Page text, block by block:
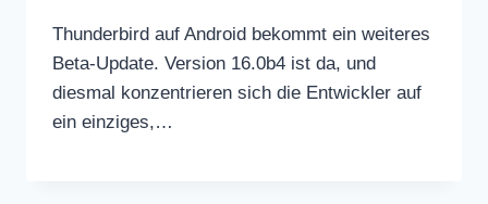
Thunderbird auf Android bekommt ein weiteres
Beta-Update. Version 16.0b4 ist da, und
diesmal konzentrieren sich die Entwickler auf
ein einziges,…